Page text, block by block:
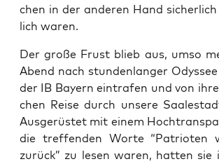
chen in der ande­ren Hand
lich waren.
Der gro­ße Frust blieb aus, umso
Abend nach stun­den­lan­ger
der IB Bay­ern ein­tra­fen und von
chen Rei­se durch unse­re
Aus­ge­rüs­tet mit einem
die tref­fen­den Wor­te “Patrio­ten
zurück” zu lesen waren, hat­ten sie